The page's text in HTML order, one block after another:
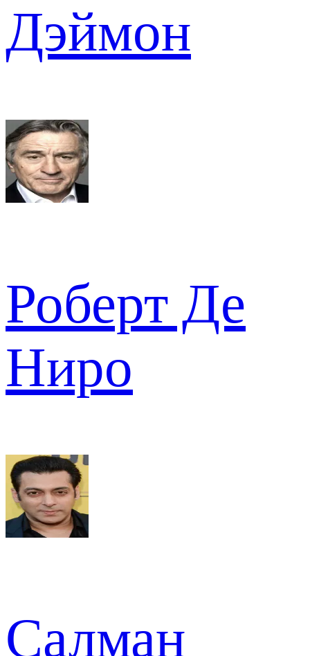
Дэймон
Роберт Де
Ниро
Салман